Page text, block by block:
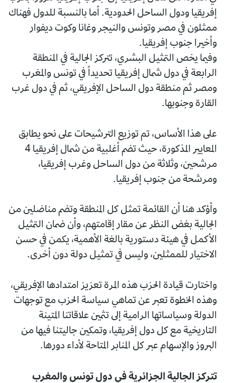
إفريقيا ودول الساحل الحدودية. أما بالنسبة للدول فهناك
ممثلون في مصر وتونس والنيجر وغانا وكوت ديفوار
وأخيرا جنوب إفريقيا.
وفيما يخص التمثيل البشري، تتركز الجالية في المنطقة
الرابعة في دول شمال إفريقيا تحديداً في تونس والمغرب
ومصر ثم منطقة دول الساحل الإفريقي، ثم في دول غرب
القارة وجنوبها.
على هذا الأساس، تم توزيع الترشيحات على نحو يطابق
المعايير المذكورة، حيث تضم أغلبية من شمال إفريقيا 4
مرشحين، وثلاثة من دول الساحل وغرب إفريقيا،
ومرشحة من جنوب إفريقيا.
وأؤكد هنا أن القائمة تمثل كل المنطقة وتضم مناضلين من
الجالية بغض النظر عن مقار إقامتهم، وأن ضمان التمثيل
الأكمل في هيئة دستورية بالغة الأهمية، يكمن في حسن
الاختيار للممثلين، وليس في تمثيل دولة دون أخرى.
واختارت قيادة الحزب هذه المرة تعزيز امتدادها الإفريقي،
وهذه الخطوة تعبر عن تماهي سياسة الحزب مع توجهات
الدولة وسياساتها الرامية إلى تثمين علاقاتنا المتينة
التاريخية مع كل دول إفريقيا، وتمكين جاليتنا فيها من
البروز والإسهام عبر كل المنابر المتاحة لأداء دورها.
تتركز الجالية الجزائرية في دول تونس والمغرب